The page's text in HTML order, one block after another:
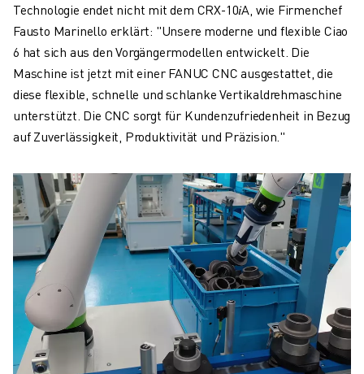
Technologie endet nicht mit dem CRX-10𝑖A, wie Firmenchef
Fausto Marinello erklärt: "Unsere moderne und flexible Ciao
6 hat sich aus den Vorgängermodellen entwickelt. Die
Maschine ist jetzt mit einer FANUC CNC ausgestattet, die
diese flexible, schnelle und schlanke Vertikaldrehmaschine
unterstützt. Die CNC sorgt für Kundenzufriedenheit in Bezug
auf Zuverlässigkeit, Produktivität und Präzision."